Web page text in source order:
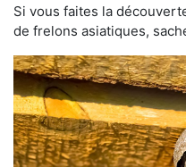
Si vous faites la
de frelons asiatiques,